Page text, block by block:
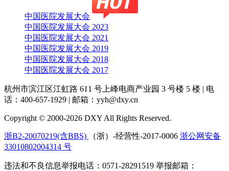
中国医院发展大会
中国医院发展大会 2023
中国医院发展大会 2021
中国医院发展大会 2019
中国医院发展大会 2018
中国医院发展大会 2017
杭州市滨江区江虹路 611 号上峰电商产业园 3 号楼 5 楼 | 电
话：400-657-1929 | 邮箱：yyh@dxy.cn
Copyright © 2000-2026 DXY All Rights Reserved.
浙B2-20070219(含BBS) （浙）-经营性-2017-0006 浙公网安备
33010802004314 号
违法和不良信息举报电话：0571-28291519 举报邮箱：